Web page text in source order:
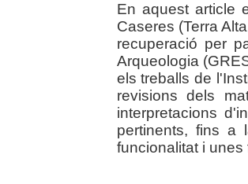
En aquest article
Caseres (Terra
recuperació per
Arqueologia
els treballs de
revisions dels
interpretacions
pertinents, fins a
funcionalitat i